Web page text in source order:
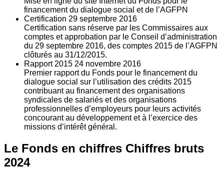
financement du dialogue social et de l’AGFPN
Certification 29 septembre 2016
Certification sans réserve par les Commissaires aux
comptes et approbation par le Conseil d’administration
du 29 septembre 2016, des comptes 2015 de l’AGFPN
clôturés au 31/12/2015.
Rapport 2015 24 novembre 2016
Premier rapport du Fonds pour le financement du
dialogue social sur l’utilisation des crédits 2015
contribuant au financement des organisations
syndicales de salariés et des organisations
professionnelles d’employeurs pour leurs activités
concourant au développement et à l’exercice des
missions d’intérêt général.
Le Fonds en chiffres Chiffres bruts
2024